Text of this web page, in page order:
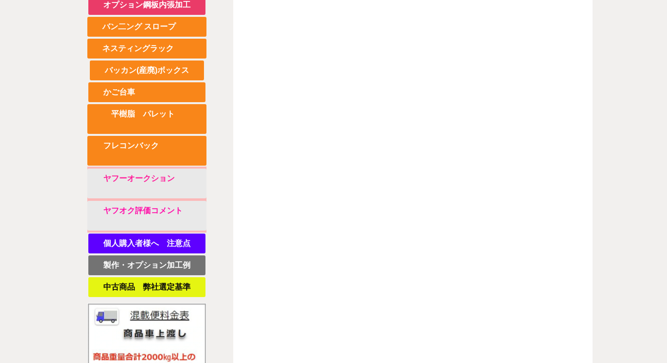
オプション鋼板内張加工
バン二ング スロープ
ネスティングラック
バッカン(産廃)ボックス
かご台車
平樹脂 パレット
フレコンバック
ヤフーオークション
ヤフオク評価コメント
個人購入者様へ 注意点
製作・オプション加工例
中古商品 弊社選定基準